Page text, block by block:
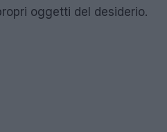
oggetti del desiderio.